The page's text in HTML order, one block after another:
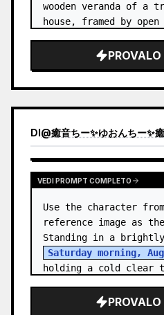
wooden veranda of a
house, framed by
style school uniform
DI@癒音ちー✨ゆおんちー✨
VEDI PROMPT COMPLETO
Use the character
reference image as
Saturday morning,
holding a cold clear